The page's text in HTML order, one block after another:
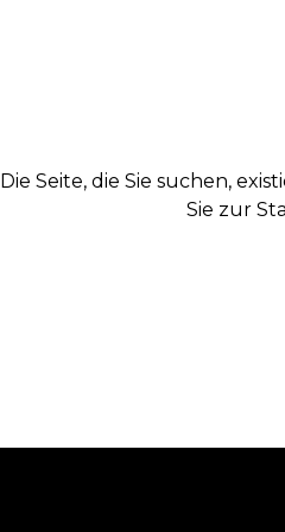
Die Seite, die Sie suchen,
Sie zur